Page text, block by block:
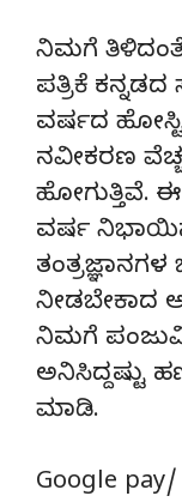
ನಿಮಗೆ ತಿಳಿದಂತೆ
ಪತ್ರಿಕೆ
ವರ್ಷದ
ನವೀಕರಣ
ಹೋಗುತ್ತಿವೆ. ಈ
ವರ್ಷ
ನೀಡಬೇಕಾದ
ನಿಮಗೆ
ಅನಿಸಿದ್ದಷ್ಟು
ಮಾಡಿ.
Google pay/